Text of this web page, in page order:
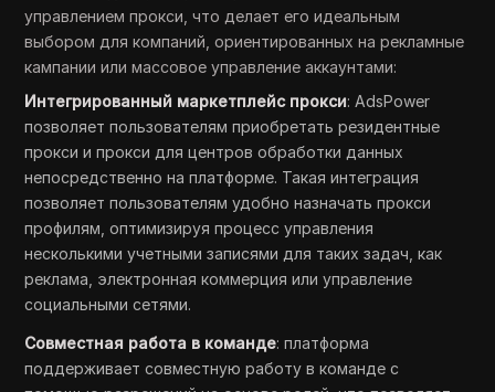
управлением прокси, что делает его идеальным
выбором для компаний, ориентированных на рекламные
кампании или массовое управление аккаунтами:
Интегрированный маркетплейс прокси: AdsPower
позволяет пользователям приобретать резидентные
прокси и прокси для центров обработки данных
непосредственно на платформе. Такая интеграция
позволяет пользователям удобно назначать прокси
профилям, оптимизируя процесс управления
несколькими учетными записями для таких задач, как
реклама, электронная коммерция или управление
социальными сетями.
Совместная работа в команде: платформа
поддерживает совместную работу в команде с